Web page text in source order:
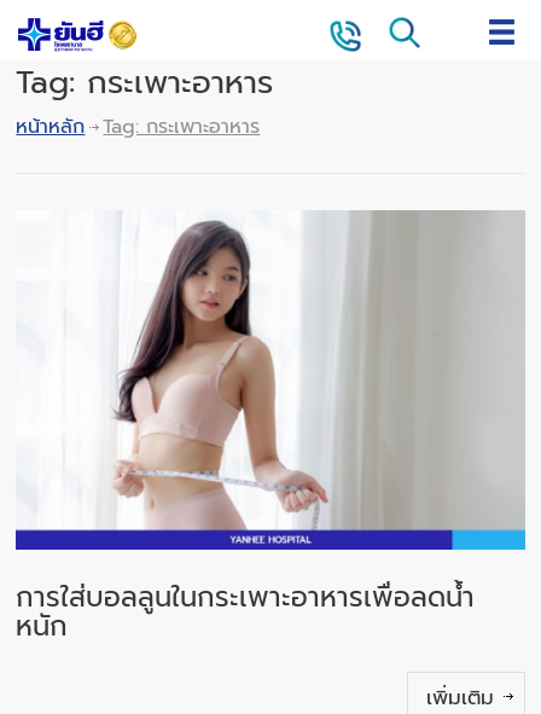
Tag: กระเพาะอาหาร
หน้าหลัก Tag: กระเพาะอาหาร
การใส่บอลลูนในกระเพาะอาหารเพื่อลดน้ำ
หนัก
เพิ่มเติม